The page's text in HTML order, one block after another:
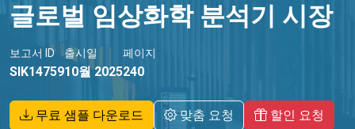
글로벌 임상화학 분석기 시장
보고서 ID
SIK14759
출시일
10월 2025
페이지
240
무료 샘플 다운로드 맞춤 요청 할인 요청